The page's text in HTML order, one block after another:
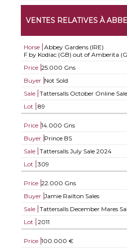
VENTES RELATIVES À
Horse
Abbey Gardens (IRE)
F by Kodiac (GB) out of Amberita
Price 25.000 Gns
Buyer Not Sold
Sale
Tattersalls October Online
Lot
89
Price 14.000 Gns
Buyer Prince BS
Sale
Tattersalls July Sale 2024
Lot
309
Price 22.000 Gns
Buyer Jamie Railton Sales
Sale
Tattersalls December Mares
Lot
2011
Price 100.000 €